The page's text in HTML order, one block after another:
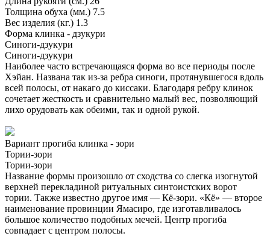
Толщина обуха (мм.) 7.5
Вес изделия (кг.) 1.3
Форма клинка - дзукури
Синоги-дзукури
Синоги-дзукури
Наиболее часто встречающаяся форма во все периоды после
Хэйан. Названа так из-за ребра синоги, протянувшегося вдоль
всей полосы, от накаго до киссаки. Благодаря ребру клинок
сочетает жесткость и сравнительно малый вес, позволяющий
лихо орудовать как обеими, так и одной рукой.
Вариант прогиба клинка - зори
Тории-зори
Тории-зори
Название формы произошло от сходства со слегка изогнутой
верхней перекладиной ритуальных синтоистских ворот
тории. Также известно другое имя — Кё-зори. «Кё» — второе
наименование провинции Ямасиро, где изготавливалось
большое количество подобных мечей. Центр прогиба
совпадает с центром полосы.